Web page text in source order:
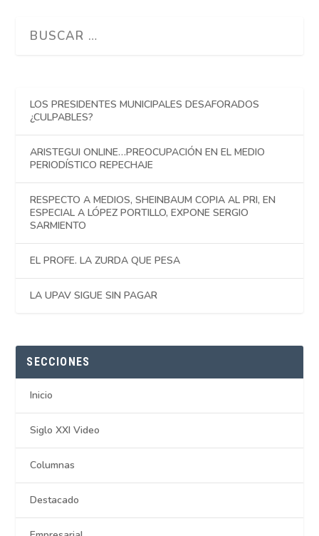
LOS PRESIDENTES MUNICIPALES DESAFORADOS
¿CULPABLES?
ARISTEGUI ONLINE…PREOCUPACIÓN EN EL MEDIO
PERIODÍSTICO REPECHAJE
RESPECTO A MEDIOS, SHEINBAUM COPIA AL PRI, EN
ESPECIAL A LÓPEZ PORTILLO, EXPONE SERGIO
SARMIENTO
EL PROFE. LA ZURDA QUE PESA
LA UPAV SIGUE SIN PAGAR
SECCIONES
Inicio
Siglo XXI Video
Columnas
Destacado